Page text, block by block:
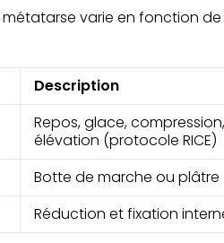
varie en fonction
Description
Repos, glace, compression,
élévation (protocole RICE)
Botte de marche ou plâtre
Réduction et fixation